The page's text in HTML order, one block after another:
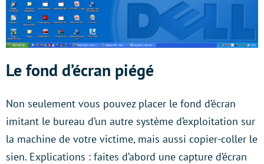
Le fond d’écran piégé
Non seulement vous pouvez placer le fond d’écran
imitant le bureau d’un autre système d’exploitation sur
la machine de votre victime, mais aussi copier-coller le
sien. Explications : faites d’abord une capture d’écran